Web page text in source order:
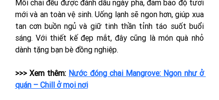
Mỗi chai đều được đánh dấu ngày pha, đảm bảo độ tươi
mới và an toàn vệ sinh. Uống lạnh sẽ ngon hơn, giúp xua
tan cơn buồn ngủ và giữ tinh thần tỉnh táo suốt buổi
sáng. Với thiết kế đẹp mắt, đây cũng là món quà nhỏ
dành tặng bạn bè đồng nghiệp.
>>> Xem thêm: Nước đóng chai Mangrove: Ngon như ở
quán – Chill ở mọi nơi